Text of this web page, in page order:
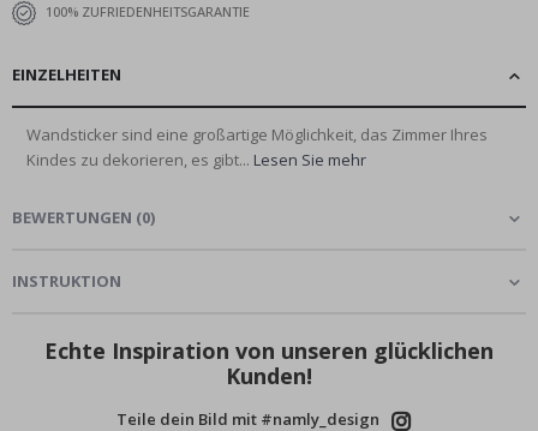
100% ZUFRIEDENHEITSGARANTIE
EINZELHEITEN
Wandsticker sind eine großartige Möglichkeit, das Zimmer Ihres
Kindes zu dekorieren, es gibt... Lesen Sie mehr
BEWERTUNGEN (0)
INSTRUKTION
Echte Inspiration von unseren glücklichen
Kunden!
Teile dein Bild mit #namly_design